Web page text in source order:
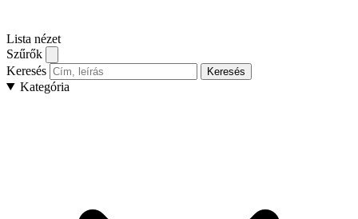
Lista nézet
Szűrők
Keresés
Keresés
Kategória